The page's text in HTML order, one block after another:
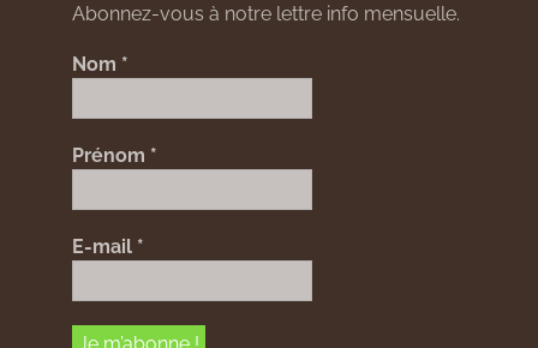
Abonnez-vous à notre lettre info mensuelle.
Nom *
Prénom *
E-mail *